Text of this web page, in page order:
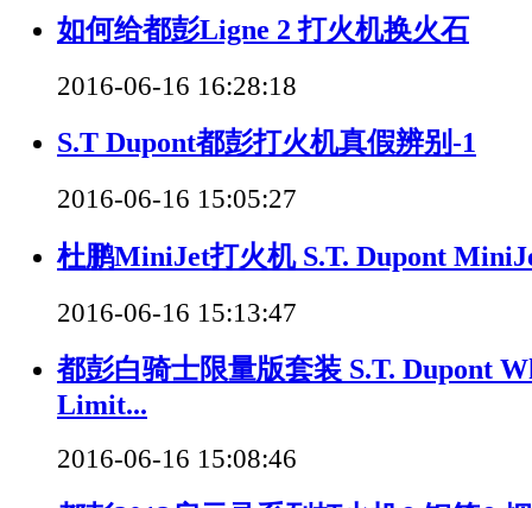
如何给都彭Ligne 2 打火机换火石
2016-06-16 16:28:18
S.T Dupont都彭打火机真假辨别-1
2016-06-16 15:05:27
杜鹏MiniJet打火机 S.T. Dupont
2016-06-16 15:13:47
都彭白骑士限量版套装 S.T. Dupont
Limit...
2016-06-16 15:08:46